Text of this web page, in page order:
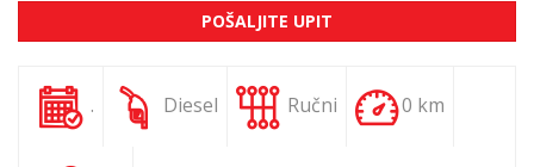
POŠALJITE UPIT
. Diesel Ručni 0 km